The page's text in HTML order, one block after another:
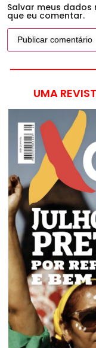
Salvar meus
que eu comentar.
UMA